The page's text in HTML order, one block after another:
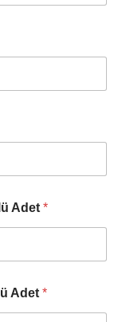
Adet *
Adet *